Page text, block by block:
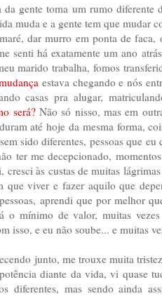
da gente toma um rumo diferente
muda e a gente tem que mudar
dar murro em ponta de
senti há exatamente um ano
marido trabalha, fomos
estava chegando e nós
casas pra alugar,
será?Não só nisso, mas em
até hoje da mesma forma,
sido diferentes, pessoas que
ter me decepcionado,
cresci às custas de muitas
que viver e fazer aquilo que
aprendi que por melhor
o mínimo de valor, muitas
isso, e eu não soube... e muitas
junto, me trouxe muita
diante da vida, vi quase
diferentes, mas sendo ainda